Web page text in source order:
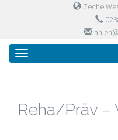
Zeche
Primary
Menu
Skip
Haus der Pflege
Reha/Präv –